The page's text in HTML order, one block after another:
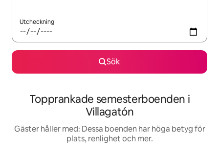
Utcheckning
Sök
Topprankade semesterboenden i
Villagatón
Gäster håller med: Dessa boenden har höga betyg för
plats, renlighet och mer.